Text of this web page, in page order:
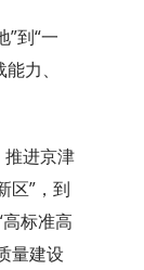
到“一
力、
推进京津
区”，到
标准高
量建设